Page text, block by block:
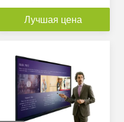
сенсорным экраном 4K
LCD Smart Board
алюминиевый каркас
Лучшая цена